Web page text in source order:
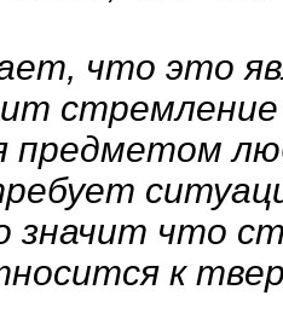
что это
предметом
значит что
к